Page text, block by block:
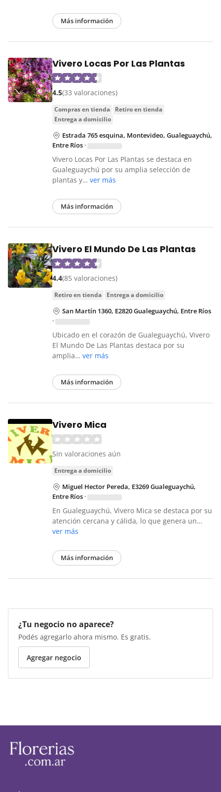
Más información
Vivero Locas Por Las Plantas
4.5(33 valoraciones)
compras en tienda
retiro en tienda
entrega a domicilio
Estrada 765 esquina, Montevideo, Gualeguaychú,
Entre Ríos ·
Vivero Locas Por Las Plantas se destaca en
Gualeguaychú por su amplia selección de
plantas y… ver más
Más información
Vivero El Mundo De Las Plantas
4.4(85 valoraciones)
retiro en tienda entrega a domicilio
San Martín 1360, E2820 Gualeguaychú, Entre Ríos
·
Ubicado en el corazón de Gualeguaychú, Vivero
El Mundo De Las Plantas destaca por su
amplia… ver más
Más información
Vivero Mica
Sin valoraciones aún
entrega a domicilio
Miguel Hector Pereda, E3269 Gualeguaychú,
Entre Ríos ·
En Gualeguaychú, Vivero Mica se destaca por su
atención cercana y cálida, lo que genera un…
ver más
Más información
¿Tu negocio no aparece?
Podés agregarlo ahora mismo. Es gratis.
Agregar negocio